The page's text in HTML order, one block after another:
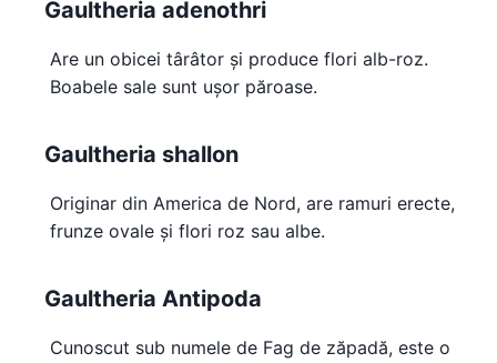
Gaultheria adenothri
Are un obicei târâtor și produce flori alb-roz.
Boabele sale sunt ușor păroase.
Gaultheria shallon
Originar din America de Nord, are ramuri erecte,
frunze ovale și flori roz sau albe.
Gaultheria Antipoda
Cunoscut sub numele de Fag de zăpadă, este o